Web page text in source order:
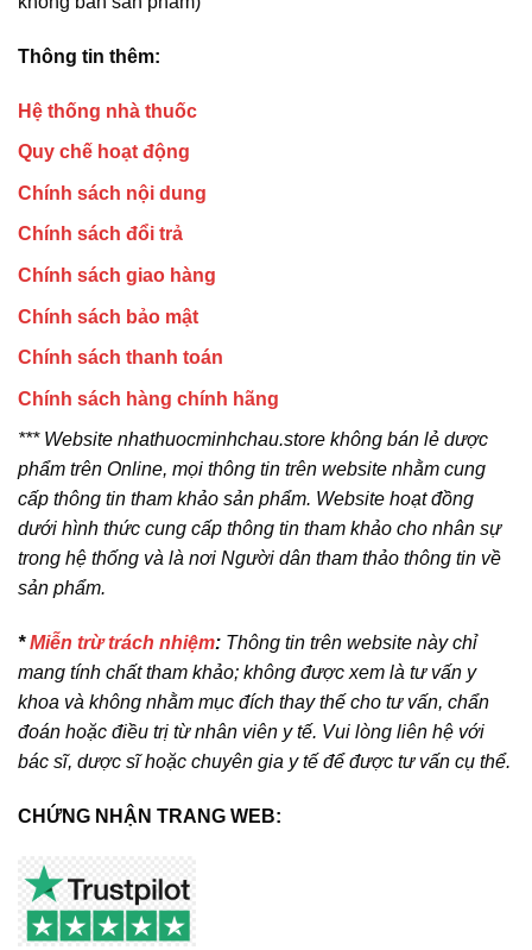
Thông tin thêm:
Hệ thống nhà thuốc
Quy chế hoạt động
Chính sách nội dung
Chính sách đổi trả
Chính sách giao hàng
Chính sách bảo mật
Chính sách thanh toán
Chính sách hàng chính hãng
*** Website nhathuocminhchau.store không bán lẻ dược
phẩm trên Online, mọi thông tin trên website nhằm cung
cấp thông tin tham khảo sản phẩm. Website hoạt đồng
dưới hình thức cung cấp thông tin tham khảo cho nhân sự
trong hệ thống và là nơi Người dân tham thảo thông tin về
sản phẩm.
*Miễn trừ trách nhiệm: Thông tin trên website này chỉ
mang tính chất tham khảo; không được xem là tư vấn y
khoa và không nhằm mục đích thay thế cho tư vấn, chẩn
đoán hoặc điều trị từ nhân viên y tế. Vui lòng liên hệ với
bác sĩ, dược sĩ hoặc chuyên gia y tế để được tư vấn cụ thể.
CHỨNG NHẬN TRANG WEB: